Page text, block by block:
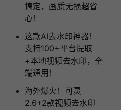
搞定，画质无损超省
心！
这款AI去水印神器！
支持100+平台提取
+本地视频去水印，全
端通用！
海外爆火！可灵
2.6+2款视频去水印